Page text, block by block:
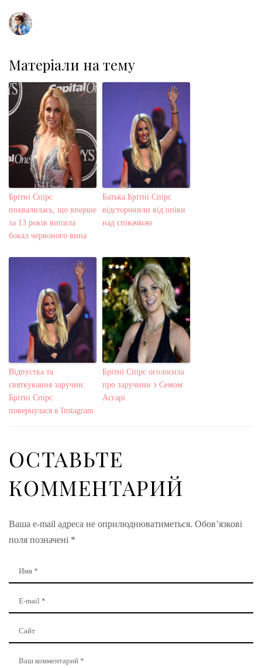
Матеріали на тему
Брітні Спірс
похвалилась, що вперше
за 13 років випила
бокал червоного вина
Батька Брітні Спірс
відсторонили від опіки
над співачкою
Відпустка та
святкування заручин:
Брітні Спірс
повернулася в Instagram
Брітні Спірс оголосила
про заручини з Семом
Асгарі
ОСТАВЬТЕ
КОММЕНТАРИЙ
Ваша e-mail адреса не оприлюднюватиметься. Обов’язкові
поля позначені *